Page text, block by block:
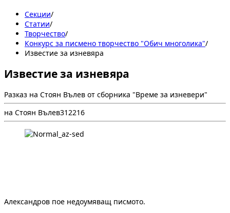
Секции/
Статии/
Творчество/
Конкурс за писмено творчество "Обич многолика"/
Известие за изневяра
Известие за изневяра
Разказ на Стоян Вълев от сборника "Време за изневери"
на Стоян Вълев312216
Александров пое недоумяващ писмото.